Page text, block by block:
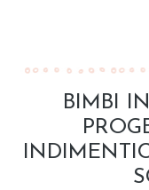
BIMBI